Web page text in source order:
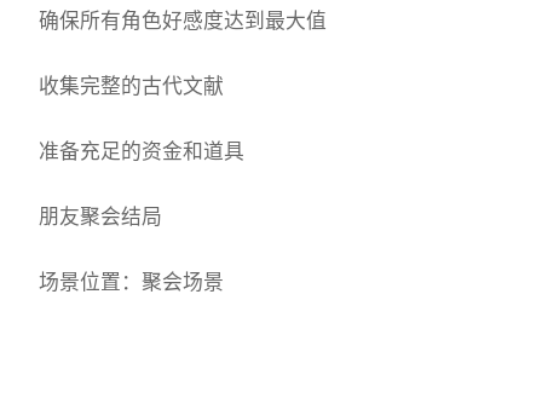
确保所有角色好感度达到最大值
收集完整的古代文献
准备充足的资金和道具
朋友聚会结局
场景位置：聚会场景